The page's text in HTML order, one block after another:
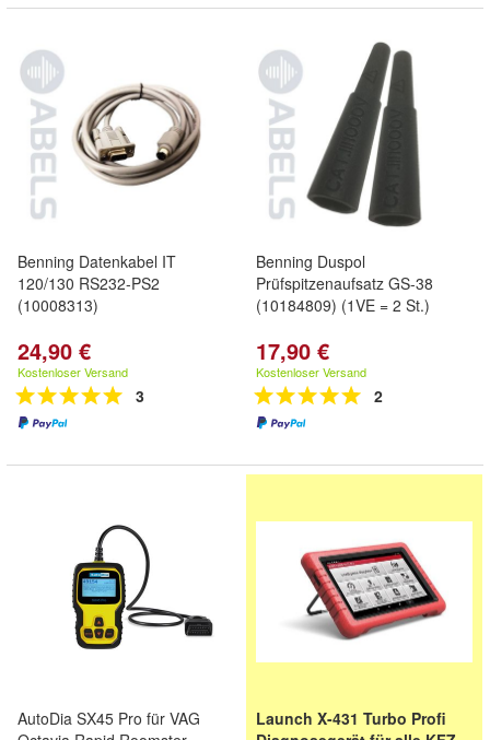
Benning Datenkabel IT
120/130 RS232-PS2
(10008313)
24,90 €
Kostenloser Versand
3
Benning Duspol
Prüfspitzenaufsatz GS-38
(10184809) (1VE = 2 St.)
17,90 €
Kostenloser Versand
2
AutoDia SX45 Pro für VAG
Launch X-431 Turbo Profi